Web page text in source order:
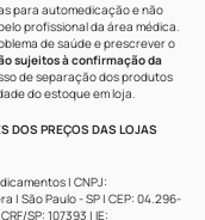
para automedicação e não
profissional da área médica.
de saúde e prescrever o
sujeitos à confirmação da
de separação dos produtos
do estoque em loja.
DOS PREÇOS DAS LOJAS
| CNPJ:
| São Paulo - SP | CEP: 04.296-
SP: 107393 | IE: